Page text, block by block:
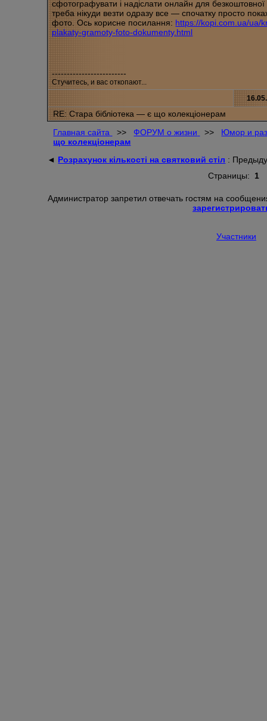
сфотографувати і надіслати онлайн для
треба нікуди везти одразу все — спочатку просто
фото. Ось корисне посилання: https://kopi.com.ua/ua/
plakaty-gramoty-foto-dokumenty.html
-------------------------
Стучитесь, и вас откопают...
RE: Стара бібліотека — є що колекціонерам
Главная сайта
>> ФОРУМ о жизни >> Юмор и
що колекціонерам
◄ Розрахунок кількості на святковий стіл :
Страницы: 1
Администратор запретил отвечать гостям на
Участники